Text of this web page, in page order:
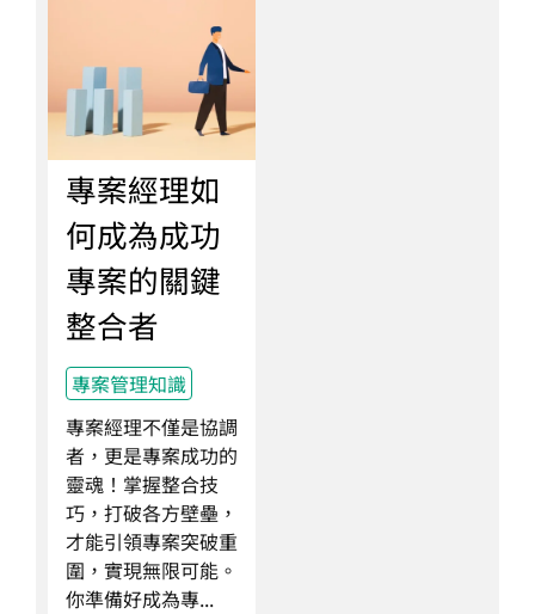
專案經理如
何成為成功
專案的關鍵
整合者
專案管理知識
專案經理不僅是協調
者，更是專案成功的
靈魂！掌握整合技
巧，打破各方壁壘，
才能引領專案突破重
圍，實現無限可能。
你準備好成為專...